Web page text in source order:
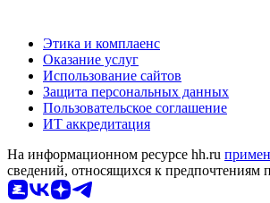
Этика и комплаенс
Оказание услуг
Использование сайтов
Защита персональных данных
Пользовательское соглашение
ИТ аккредитация
На информационном ресурсе hh.ru
сведений, относящихся к предпочтениям